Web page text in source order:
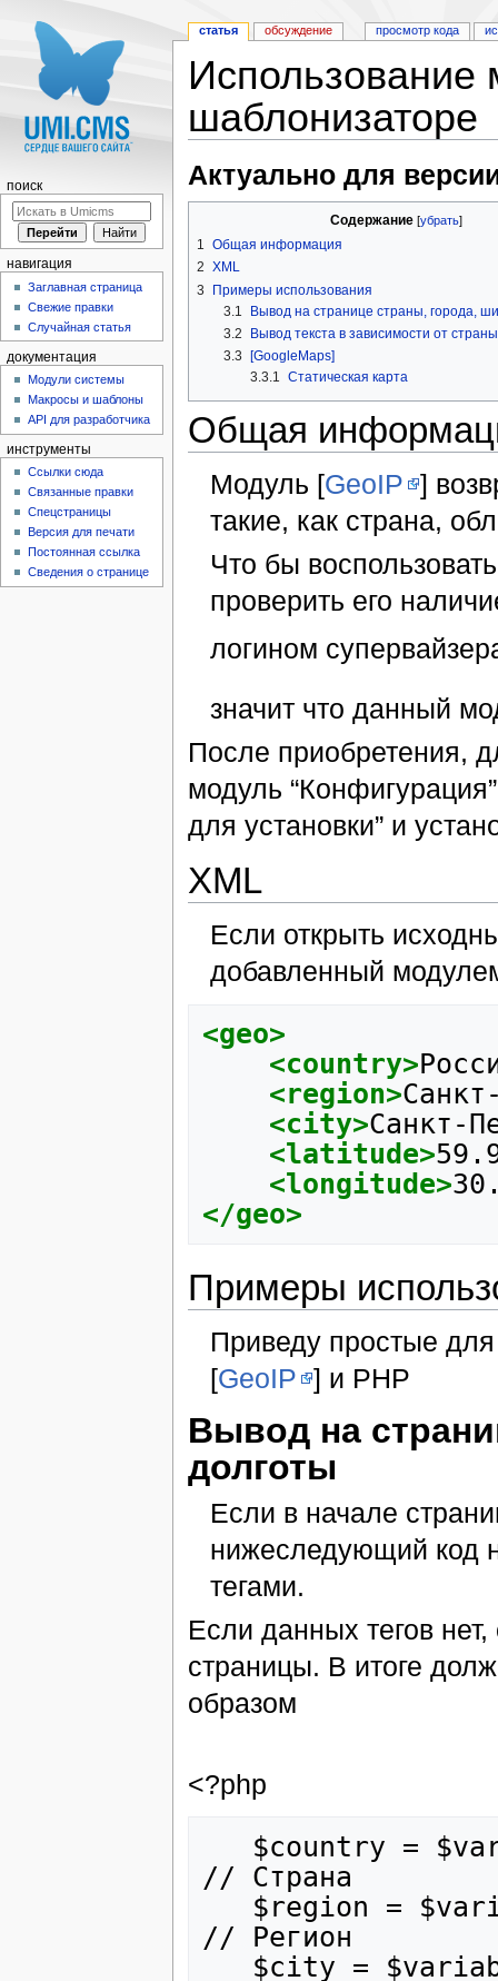
Использование
шаблонизаторе
Актуально для
Содержание[убрать]
1 Общая информация
2 XML
3
Примеры использования
3.1
Вывод на странице страны, города,
3.2
Вывод текста в зависимости от страны
3.3
[GoogleMaps]
3.3.1 Статическая карта
Общая
Модуль [GeoIP ]
такие, как страна,
Что бы
проверить его
логином
значит что данный
После приобретения,
модуль
для установки” и
XML
Если открыть
добавленный
<geo>
<country>
<region>
<city>Санкт-
<latitude>
<longitude>
</geo>
Примеры
Приведу простые
[GeoIP ] и PHP
Вывод на
долготы
Если в начале
нижеследующий код
тегами.
Если данных тегов
страницы. В итоге
образом
<?php
// Страна
// Регион
статья обсуждение просмотр кода
поиск
навигация
Заглавная страница
Свежие правки
Случайная статья
документация
Модули системы
Макросы и шаблоны
API для разработчика
инструменты
Ссылки сюда
Связанные правки
Спецстраницы
Версия для печати
Постоянная ссылка
Сведения о странице